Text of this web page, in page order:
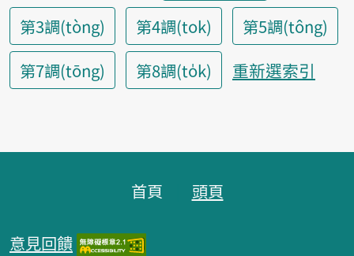
第3調(tòng)
第4調(tok)
第5調(tông)
第7調(tōng)
第8調(to̍k) 重新選索引
首頁 頭頁
意見回饋